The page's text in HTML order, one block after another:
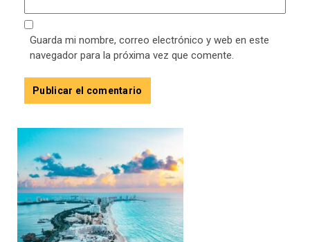
Guarda mi nombre, correo electrónico y web en este
navegador para la próxima vez que comente.